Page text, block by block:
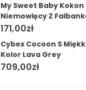
My Sweet Baby
Niemowlęcy Z
171,00zł
Cybex Cocoon S
Kolor Lava Grey
709,00zł